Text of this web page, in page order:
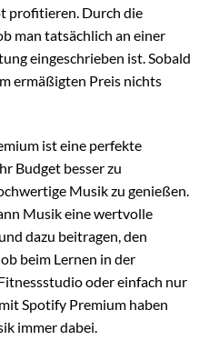
profitieren. Durch die
man tatsächlich an einer
eingeschrieben ist. Sobald
ermäßigten Preis nichts
ist eine perfekte
Budget besser zu
Musik zu genießen.
Musik eine wertvolle
dazu beitragen, den
beim Lernen in der
oder einfach nur
Spotify Premium haben
immer dabei.